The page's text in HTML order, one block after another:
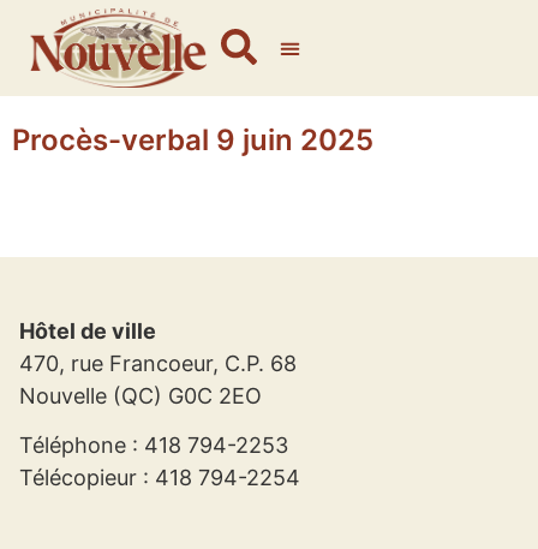
Procès-verbal 9 juin 2025
Hôtel de ville
470, rue Francoeur, C.P. 68
Nouvelle (QC) G0C 2EO
Téléphone : 418 794-2253
Télécopieur : 418 794-2254